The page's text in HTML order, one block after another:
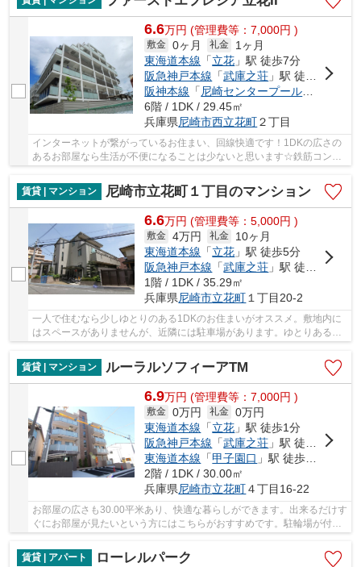
6.6万円 (管理費等：7,000円 )
敷金 0ヶ月 礼金
1ヶ月
東海道本線 「立花 」駅 徒歩7分
阪急神戸本線 「武庫之荘 」駅 徒歩29分
阪神本線 「 尼崎センタープール前
6階 / 1DK / 29.45㎡
兵庫県尼崎市西立花町２丁目
インターネットが繋がっているお住まい、回線快適です！1DKの広さの
あるお部屋なら生活が不便になることは少ないと思います☆鉄筋コンク
リートで作られた物件は耐火性が非常に高いです...
賃貸 | マンション
尼崎市立花町１丁目のマンション
6.6万円 (管理費等：5,000円 )
敷金 4万円 礼金
10ヶ月
東海道本線 「立花 」駅 徒歩5分
阪急神戸本線 「武庫之荘 」駅 徒歩26分
1階 / 1DK / 35.29㎡
兵庫県尼崎市立花町 １丁目20-2
一人で住むなら少しゆとりのある1DKのお住まいがオススメ。敷地内に
はスペースがありませんが、近隣には駐車場があります。ゆとりある暮
らしを実現する、家賃6.4万円のお部屋です。閑...
賃貸 | マンション
ルーラルソフィーアTM
6.9万円 (管理費等：7,000円 )
敷金 0万円 礼金 0万円
東海道本線 「立花 」駅 徒歩1分
阪急神戸本線 「武庫之荘 」駅 徒歩22分
東海道本線 「甲子園口 」駅 徒歩37分
2階 / 1DK / 30.00㎡
兵庫県尼崎市立花町４丁目16-22
お部屋の広さも30.00平米あり、快適な暮らしができます。出来るだけす
ぐにお部屋が見たいという方にはこちらがおすすめです。駐輪場が付い
ているこのマンションは自転車を安心して置け...
賃貸 | アパート
ローレルパーク